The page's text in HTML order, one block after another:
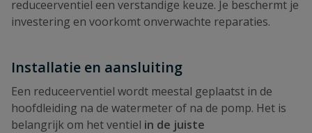
reduceerventiel een verstandige keuze. Je beschermt je
investering en voorkomt onverwachte reparaties.
Installatie en aansluiting
Een reduceerventiel wordt meestal geplaatst in de
hoofdleiding na de watermeter of na de pomp. Het is
belangrijk om het ventiel in de juiste